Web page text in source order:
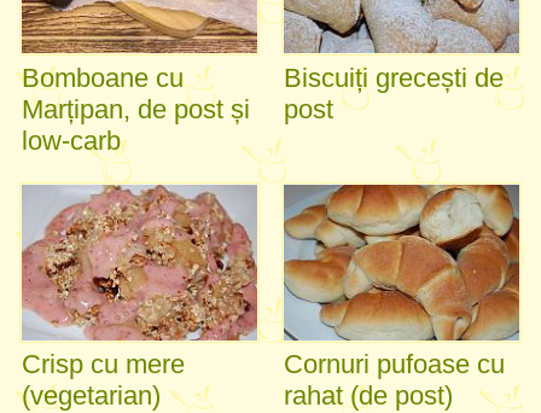
Bomboane cu
Marțipan, de post și
low-carb
Biscuiți grecești de
post
Crisp cu mere
(vegetarian)
Cornuri pufoase cu
rahat (de post)